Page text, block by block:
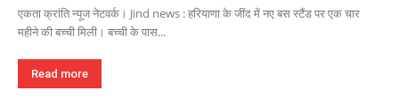
एकता क्रांति न्यूज नेटवर्क। Jind news : हरियाणा के जींद में नए बस स्टैंड पर एक चार
महीने की बच्ची मिली। बच्ची के पास...
Read more